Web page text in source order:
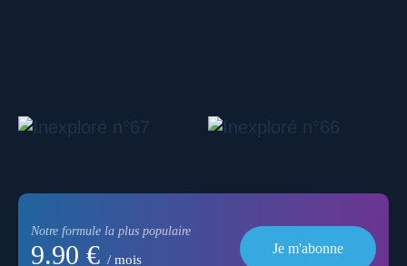
Notre formule la plus populaire
9.90 € / mois
Je m'abonne